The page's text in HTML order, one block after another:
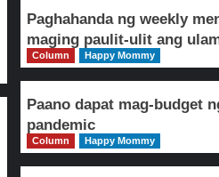
Paghahanda ng weekly
maging paulit-ulit ang
Column Happy Mommy
Paano dapat mag-budget
pandemic
Column Happy Mommy